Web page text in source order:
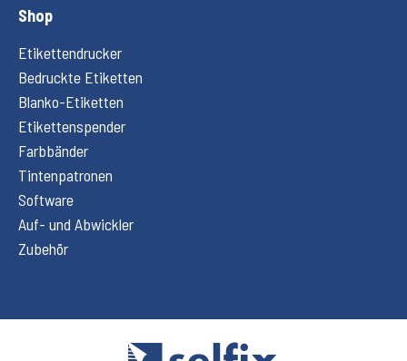
Shop
Etikettendrucker
Bedruckte Etiketten
Blanko-Etiketten
Etikettenspender
Farbbänder
Tintenpatronen
Software
Auf- und Abwickler
Zubehör